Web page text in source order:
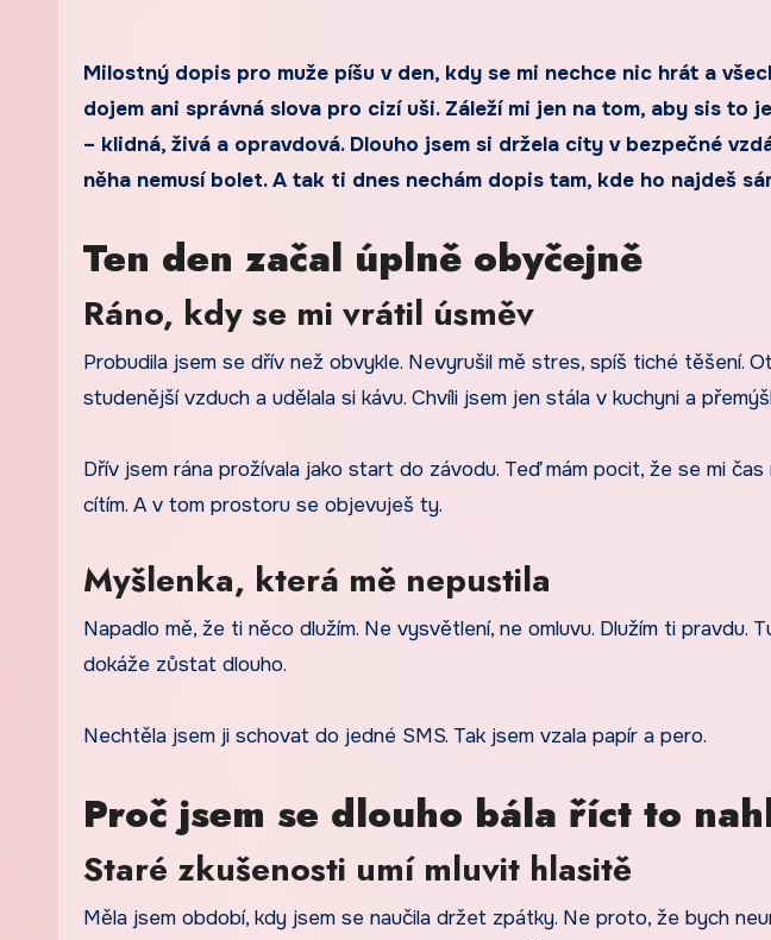
Milostný dopis pro muže píšu v den, kdy se mi nechce nic hrát a
dojem ani správná slova pro cizí uši. Záleží mi jen na tom, aby sis to
– klidná, živá a opravdová. Dlouho jsem si držela city v bezpečné
něha nemusí bolet. A tak ti dnes nechám dopis tam, kde ho najdeš
Ten den začal úplně obyčejně
Ráno, kdy se mi vrátil úsměv
Probudila jsem se dřív než obvykle. Nevyrušil mě stres, spíš tiché těšení.
studenější vzduch a udělala si kávu. Chvíli jsem jen stála v kuchyni a
Dřív jsem rána prožívala jako start do závodu. Teď mám pocit, že se mi
cítím. A v tom prostoru se objevuješ ty.
Myšlenka, která mě nepustila
Napadlo mě, že ti něco dlužím. Ne vysvětlení, ne omluvu. Dlužím ti pravdu.
dokáže zůstat dlouho.
Nechtěla jsem ji schovat do jedné SMS. Tak jsem vzala papír a pero.
Proč jsem se dlouho bála říct to
Staré zkušenosti umí mluvit hlasitě
Měla jsem období, kdy jsem se naučila držet zpátky. Ne proto, že bych